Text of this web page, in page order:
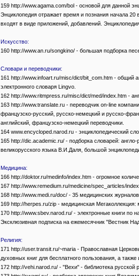
159 http://www.agama.com/bol - основой для данной
Энциклопедия отражает время и познания начала
входят в виде приложений, добавлений.
Искусство:
160 http://www.an.ru/songkino/ - большая подборка
Словари и переводчики:
161 http://www.infoart.ru/misc/dict/bit_com.htm - общий
электронного словаря Lingvo.
162 http://www.ritmpress.ru/misc/dict/med/index.htm -
163 http://www.translate.ru - переводчик on-line
французско-русский, русско-немецкий и русско-
английский, французско-немецкий переводчики.
164 www.encycloped.narod.ru - энциклопедический
165 http://dic.academic.ru/ - подборка словарей:
великорусского языка В.И.Даля, большой
Медицина:
166 http://doktor.ru/medinfo/index.htm - огромное
167 http://www.remedium.ru/medicine/spec_articles/
168 http://www.medi.ru/doc/ - 35 медицинских
169 http://herpes.ru/zip - медицинская
170 http://www.sbev.narod.ru/ - электронные книги
Эксклюзивная подписка на ежемесячник "Вестник
Религия:
171 http://user.transit.ru/~maria - Православная
духовных книг для бесплатного пользования, а
172 http://vehi.narod.ru/ - "Вехи" - библиотека